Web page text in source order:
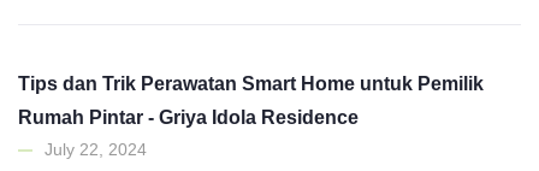
Tips dan Trik Perawatan Smart Home untuk Pemilik
Rumah Pintar - Griya Idola Residence
July 22, 2024